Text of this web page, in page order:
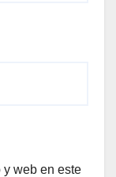
y web en este